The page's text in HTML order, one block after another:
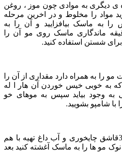
دیگری به موادی چون موز ، روغن
مواد را مخلوط و در اخرین مرحله
به ماسک بیافزایید و آن را به
بمالید بعد از 30 دقیقه ماندگاری ماسک روی مو آن را
شستن استفاده کنید.
مو را به همراه دارد مقداری از آن را
به خوبی خیس خوردن آن هار ا له
وجود بیاید سپس به موهای خو
یک دوم پیمانه شیر نارگیل ، 3قاشق چایخوری و آب داغ تهیه با هم
مو ها را به ماسک آغشته کنید بعد